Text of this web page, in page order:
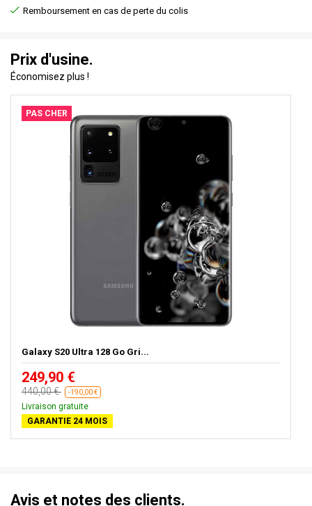
Remboursement en cas de perte du colis
Prix d'usine.
Économisez plus !
PAS CHER
Galaxy S20 Ultra 128 Go Gri...
249,90 €
440,00 € -190,00 €
Livraison gratuite
GARANTIE 24 MOIS
Avis et notes des clients.